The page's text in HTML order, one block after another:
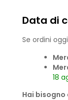
Data di
Se ordini
18
Hai